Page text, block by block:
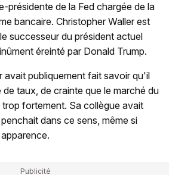
présidente de la Fed chargée de la
bancaire. Christopher Waller est
successeur du président actuel
éreinté par Donald Trump.
avait publiquement fait savoir qu'il
taux, de crainte que le marché du
fortement. Sa collègue avait
dans ce sens, même si